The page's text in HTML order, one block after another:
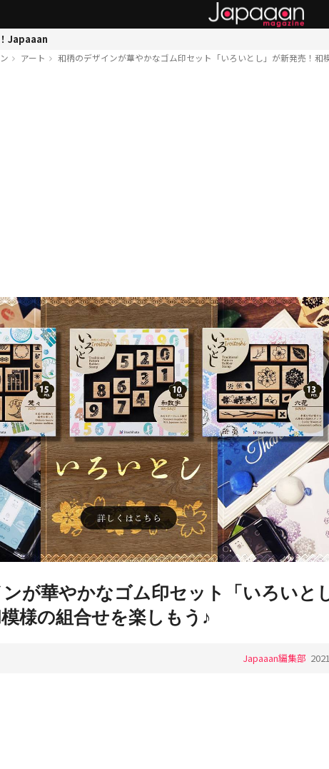
Japaaan
アート 和柄のデザインが華やかなゴム印セット「いろいとし」が新発売！和
が華やかなゴム印セット「いろいと
様の組合せを楽しもう♪
Japaaan編集部